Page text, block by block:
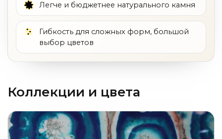
Легче и бюджетнее натурального камня
Гибкость для сложных форм, большой
выбор цветов
Коллекции и цвета